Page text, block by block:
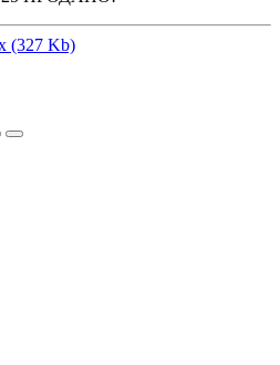
(327 Kb)